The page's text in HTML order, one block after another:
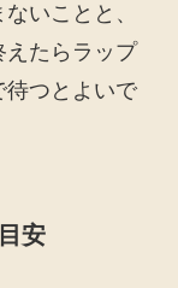
いことと、
えたらラップ
待つとよいで
安